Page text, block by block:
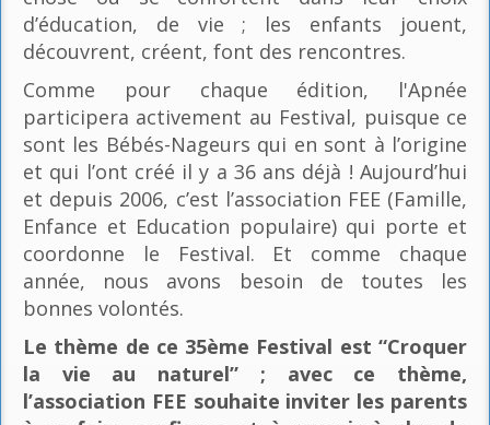
d’éducation, de vie ; les enfants jouent,
découvrent, créent, font des rencontres.
Comme pour chaque édition, l'Apnée
participera activement au Festival, puisque ce
sont les Bébés-Nageurs qui en sont à l’origine
et qui l’ont créé il y a 36 ans déjà ! Aujourd’hui
et depuis 2006, c’est l’association FEE (Famille,
Enfance et Education populaire) qui porte et
coordonne le Festival. Et comme chaque
année, nous avons besoin de toutes les
bonnes volontés.
Le thème de ce 35ème Festival est “Croquer
la vie au naturel” ; avec ce thème,
l’association FEE souhaite inviter les parents